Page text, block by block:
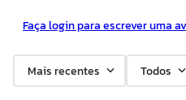
Faça login para escrever uma
Mais recentes Todos